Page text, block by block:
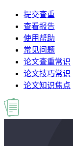
提交查重
查看报告
使用帮助
常见问题
论文查重常识
论文技巧常识
论文知识焦点